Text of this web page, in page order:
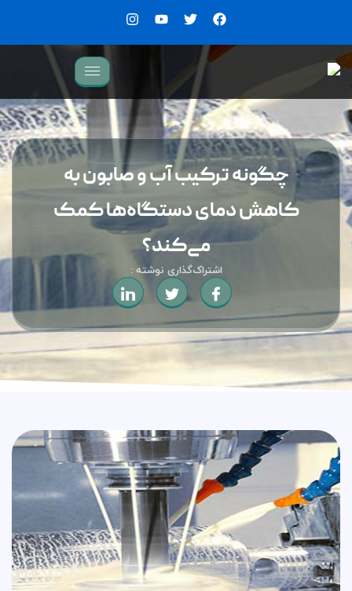
چگونه ترکیب آب و صابون به
کاهش دمای دستگاه‌ها کمک
می‌کند؟
اشتراک‌گذاری نوشته :